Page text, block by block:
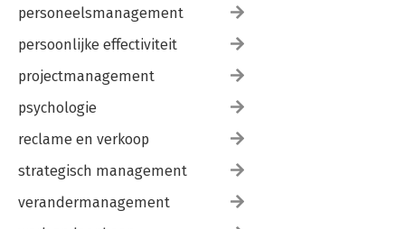
personeelsmanagement
persoonlijke effectiviteit
projectmanagement
psychologie
reclame en verkoop
strategisch management
verandermanagement